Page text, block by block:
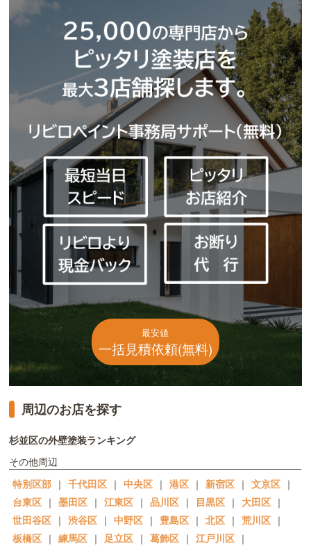
最安値
一括見積依頼(無料)
周辺のお店を探す
杉並区の外壁塗装ランキング
その他周辺
特別区部 ｜ 千代田区 ｜ 中央区 ｜ 港区 ｜ 新宿区 ｜ 文京区 ｜
台東区 ｜ 墨田区 ｜ 江東区 ｜ 品川区 ｜ 目黒区 ｜ 大田区 ｜
世田谷区 ｜ 渋谷区 ｜ 中野区 ｜ 豊島区 ｜ 北区 ｜ 荒川区 ｜
板橋区 ｜ 練馬区 ｜ 足立区 ｜ 葛飾区 ｜ 江戸川区 ｜